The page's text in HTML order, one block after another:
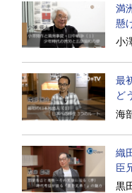
満
懸
開
小
最
ど
た
海
織
臣
ら
黒